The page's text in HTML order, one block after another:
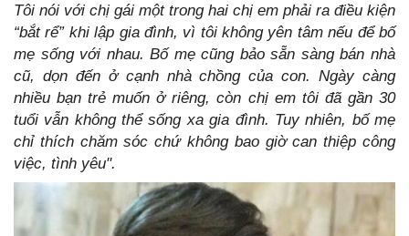
Tôi nói với chị gái một trong hai chị em phải ra điều kiện
“bắt rể” khi lập gia đình, vì tôi không yên tâm nếu để bố
mẹ sống với nhau. Bố mẹ cũng bảo sẵn sàng bán nhà
cũ, dọn đến ở cạnh nhà chồng của con. Ngày càng
nhiều bạn trẻ muốn ở riêng, còn chị em tôi đã gần 30
tuổi vẫn không thể sống xa gia đình. Tuy nhiên, bố mẹ
chỉ thích chăm sóc chứ không bao giờ can thiệp công
việc, tình yêu".